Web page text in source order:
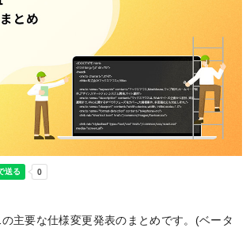
主要な仕様変更発表のまとめです。(ベータ